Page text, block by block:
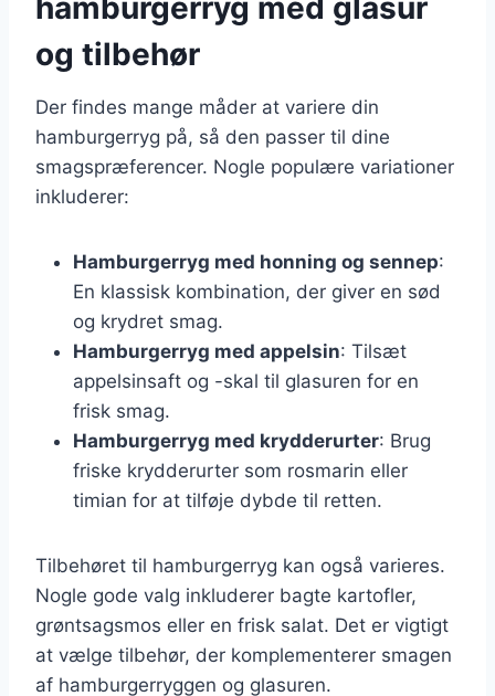
og tilbehør
Der findes mange måder at variere din
hamburgerryg på, så den passer til dine
smagspræferencer. Nogle populære variationer
inkluderer:
Hamburgerryg med honning og sennep:
En klassisk kombination, der giver en sød
og krydret smag.
Hamburgerryg med appelsin: Tilsæt
appelsinsaft og -skal til glasuren for en
frisk smag.
Hamburgerryg med krydderurter: Brug
friske krydderurter som rosmarin eller
timian for at tilføje dybde til retten.
Tilbehøret til hamburgerryg kan også varieres.
Nogle gode valg inkluderer bagte kartofler,
grøntsagsmos eller en frisk salat. Det er vigtigt
at vælge tilbehør, der komplementerer smagen
af hamburgerryggen og glasuren.